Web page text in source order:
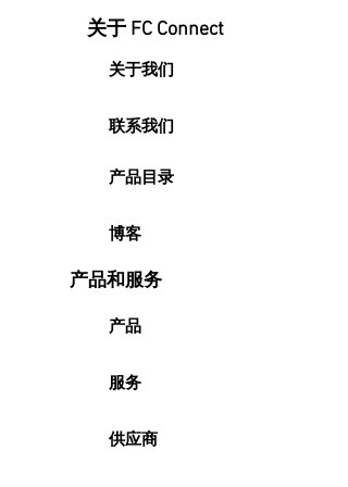
关于 FC Connect
关于我们
联系我们
产品目录
博客
产品和服务
产品
服务
供应商